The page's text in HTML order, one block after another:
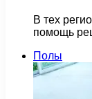
В тех
помощь
Полы